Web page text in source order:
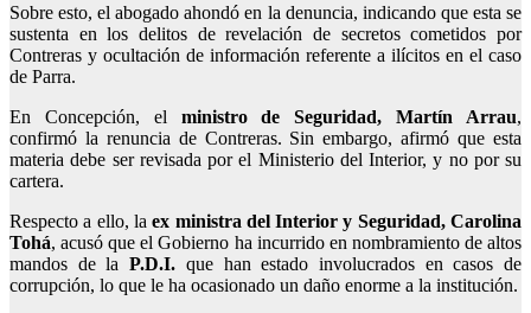
Sobre esto, el abogado ahondó en la denuncia, indicando que esta se
sustenta en los delitos de revelación de secretos cometidos por
Contreras y ocultación de información referente a ilícitos en el caso
de Parra.
En Concepción, el ministro de Seguridad, Martín Arrau,
confirmó la renuncia de Contreras. Sin embargo, afirmó que esta
materia debe ser revisada por el Ministerio del Interior, y no por su
cartera.
Respecto a ello, la ex ministra del Interior y Seguridad, Carolina
Tohá, acusó que el Gobierno ha incurrido en nombramiento de altos
mandos de la P.D.I. que han estado involucrados en casos de
corrupción, lo que le ha ocasionado un daño enorme a la institución.